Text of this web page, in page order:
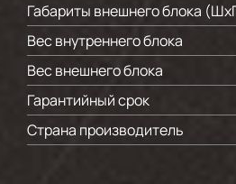
Габариты внешнего блока
Вес внутреннего блока
Вес внешнего блока
Гарантийный срок
Страна производитель